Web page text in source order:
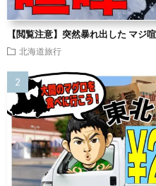
【閲覧注意】突然暴れ出した マジ
北海道旅行